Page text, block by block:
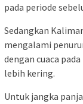
pada periode
Sedangkan
mengalami
dengan cuaca
lebih kering.
Untuk jangka